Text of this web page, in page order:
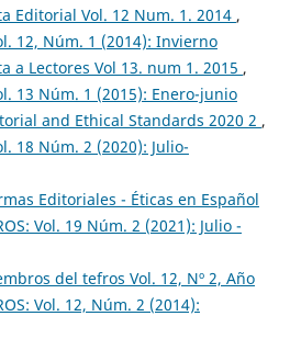
Editorial Vol. 12 Num. 1. 2014 ,
12, Núm. 1 (2014): Invierno
a Lectores Vol 13. num 1. 2015 ,
13 Núm. 1 (2015): Enero-junio
and Ethical Standards 2020 2 ,
18 Núm. 2 (2020): Julio-
Editoriales - Éticas en Español
Vol. 19 Núm. 2 (2021): Julio -
del tefros Vol. 12, Nº 2, Año
Vol. 12, Núm. 2 (2014):